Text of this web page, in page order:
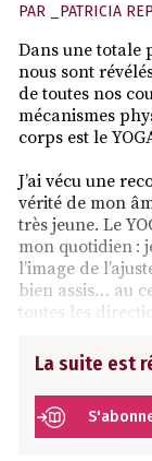
PAR _PATRICIA
Dans une totale
nous sont
de toutes nos
mécanismes
corps est le
J’ai vécu une
vérité de mon
très jeune. Le
mon quotidien :
l’image de
bien assis… au
toutes les
La suite est